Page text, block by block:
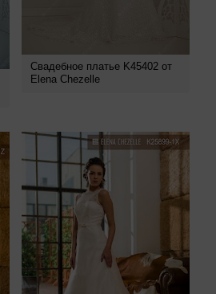
Свадебное платье K45402 от
Elena Chezelle